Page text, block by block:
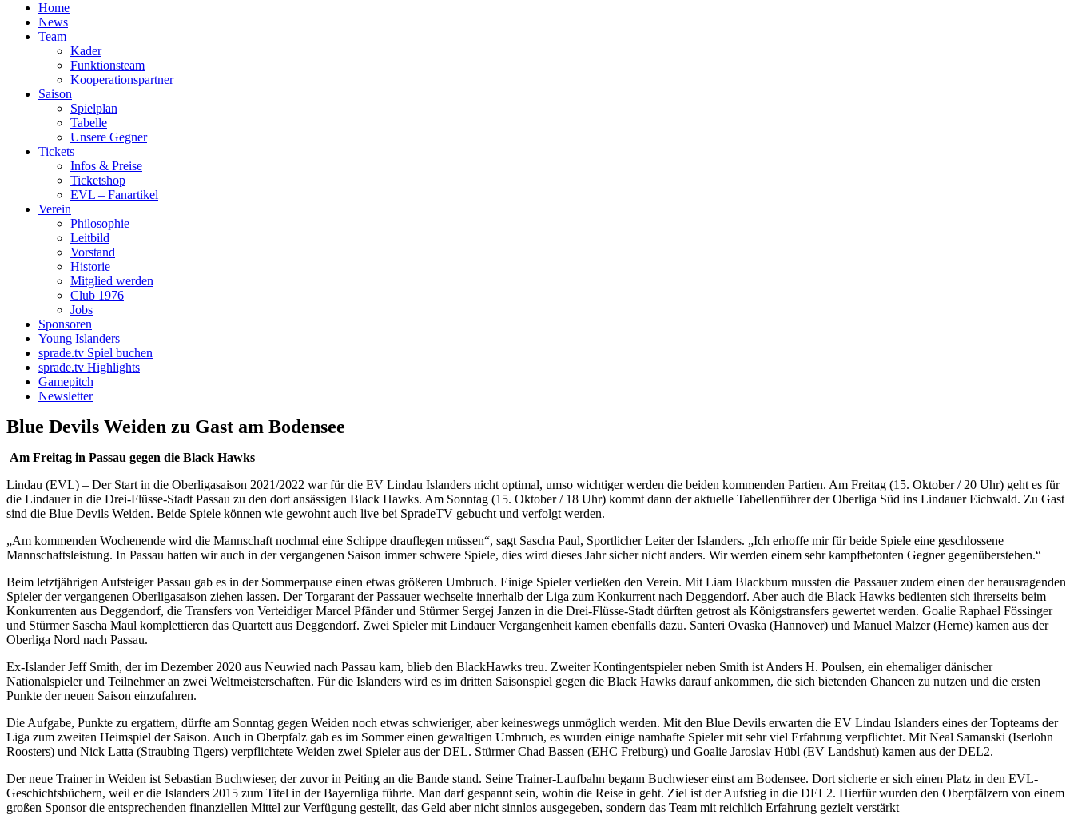
Home
News
Team
Kader
Funktionsteam
Kooperationspartner
Saison
Spielplan
Tabelle
Unsere Gegner
Tickets
Infos & Preise
Ticketshop
EVL – Fanartikel
Verein
Philosophie
Leitbild
Vorstand
Historie
Mitglied werden
Club 1976
Jobs
Sponsoren
Young Islanders
sprade.tv Spiel buchen
sprade.tv Highlights
Gamepitch
Newsletter
Blue Devils Weiden zu Gast am Bodensee
Am Freitag in Passau gegen die Black Hawks
Lindau (EVL) – Der Start in die Oberligasaison 2021/2022 war für die EV Lindau Islanders nicht optimal, umso wichtiger werden die beiden kommenden Partien. Am Freitag (15. Oktober / 20 Uhr) geht es für
die Lindauer in die Drei-Flüsse-Stadt Passau zu den dort ansässigen Black Hawks. Am Sonntag (15. Oktober / 18 Uhr) kommt dann der aktuelle Tabellenführer der Oberliga Süd ins Lindauer Eichwald. Zu Gast
sind die Blue Devils Weiden. Beide Spiele können wie gewohnt auch live bei SpradeTV gebucht und verfolgt werden.
„Am kommenden Wochenende wird die Mannschaft nochmal eine Schippe drauflegen müssen“, sagt Sascha Paul, Sportlicher Leiter der Islanders. „Ich erhoffe mir für beide Spiele eine geschlossene
Mannschaftsleistung. In Passau hatten wir auch in der vergangenen Saison immer schwere Spiele, dies wird dieses Jahr sicher nicht anders. Wir werden einem sehr kampfbetonten Gegner gegenüberstehen.“
Beim letztjährigen Aufsteiger Passau gab es in der Sommerpause einen etwas größeren Umbruch. Einige Spieler verließen den Verein. Mit Liam Blackburn mussten die Passauer zudem einen der herausragenden
Spieler der vergangenen Oberligasaison ziehen lassen. Der Torgarant der Passauer wechselte innerhalb der Liga zum Konkurrent nach Deggendorf. Aber auch die Black Hawks bedienten sich ihrerseits beim
Konkurrenten aus Deggendorf, die Transfers von Verteidiger Marcel Pfänder und Stürmer Sergej Janzen in die Drei-Flüsse-Stadt dürften getrost als Königstransfers gewertet werden. Goalie Raphael Fössinger
und Stürmer Sascha Maul komplettieren das Quartett aus Deggendorf. Zwei Spieler mit Lindauer Vergangenheit kamen ebenfalls dazu. Santeri Ovaska (Hannover) und Manuel Malzer (Herne) kamen aus der
Oberliga Nord nach Passau.
Ex-Islander Jeff Smith, der im Dezember 2020 aus Neuwied nach Passau kam, blieb den BlackHawks treu. Zweiter Kontingentspieler neben Smith ist Anders H. Poulsen, ein ehemaliger dänischer
Nationalspieler und Teilnehmer an zwei Weltmeisterschaften. Für die Islanders wird es im dritten Saisonspiel gegen die Black Hawks darauf ankommen, die sich bietenden Chancen zu nutzen und die ersten
Punkte der neuen Saison einzufahren.
Die Aufgabe, Punkte zu ergattern, dürfte am Sonntag gegen Weiden noch etwas schwieriger, aber keineswegs unmöglich werden. Mit den Blue Devils erwarten die EV Lindau Islanders eines der Topteams der
Liga zum zweiten Heimspiel der Saison. Auch in Oberpfalz gab es im Sommer einen gewaltigen Umbruch, es wurden einige namhafte Spieler mit sehr viel Erfahrung verpflichtet. Mit Neal Samanski (Iserlohn
Roosters) und Nick Latta (Straubing Tigers) verpflichtete Weiden zwei Spieler aus der DEL. Stürmer Chad Bassen (EHC Freiburg) und Goalie Jaroslav Hübl (EV Landshut) kamen aus der DEL2.
Der neue Trainer in Weiden ist Sebastian Buchwieser, der zuvor in Peiting an die Bande stand. Seine Trainer-Laufbahn begann Buchwieser einst am Bodensee. Dort sicherte er sich einen Platz in den EVL-
Geschichtsbüchern, weil er die Islanders 2015 zum Titel in der Bayernliga führte. Man darf gespannt sein, wohin die Reise in geht. Ziel ist der Aufstieg in die DEL2. Hierfür wurden den Oberpfälzern von einem
großen Sponsor die entsprechenden finanziellen Mittel zur Verfügung gestellt, das Geld aber nicht sinnlos ausgegeben, sondern das Team mit reichlich Erfahrung gezielt verstärkt